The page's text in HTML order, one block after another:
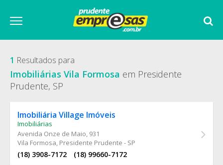
1 Resultados para
Imobiliárias Vila Formosa em Presidente
Prudente, SP
Imobiliária Village Imóveis
Imobiliárias
Avenida Onze de Maio, 931
Vila Formosa, Presidente Prudente - SP
(18) 3908-7172 (18) 99660-7172